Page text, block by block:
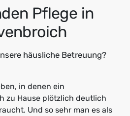
Pflege in
häusliche Betreuung?
in denen ein
zu Hause plötzlich deutlich
Und so sehr man es als